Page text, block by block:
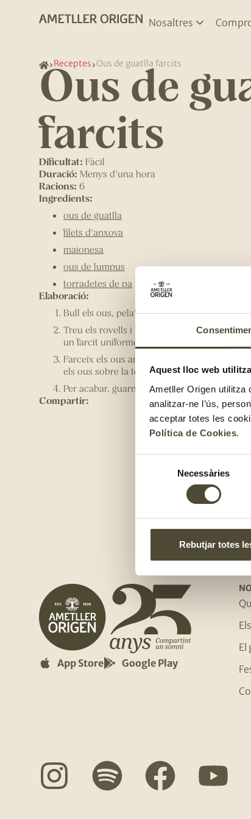
Aquest lloc web
Ametller Origen utilitza
analitzar-ne l’ús,
acceptar totes les
Política de Cookies.
consentiment
Necessàries
Rebutjar totes
Nosaltres
Receptes Ous de guatlla farcits
Ous de
farcits
Dificultat: Fàcil
Duració: Menys d'una hora
Racions: 6
Ingredients:
ous de guatlla
filets d'anxova
maionesa
ous de lumpus
torradetes de pa
Elaboració:
Bull els ous, pela'ls i talla'ls la punta a 3/4.
Treu els rovells i barreja'ls amb dos lloms
un farcit uniforme.
Farceix els ous amb la barreja i clava-hi un
els ous sobre la torrada.
Per acabar, guarneix el canapè amb els
Compartir:
App Store Google Play
El